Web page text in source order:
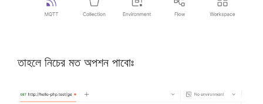
তাহলে নিচের মত অপশন পাবোঃ